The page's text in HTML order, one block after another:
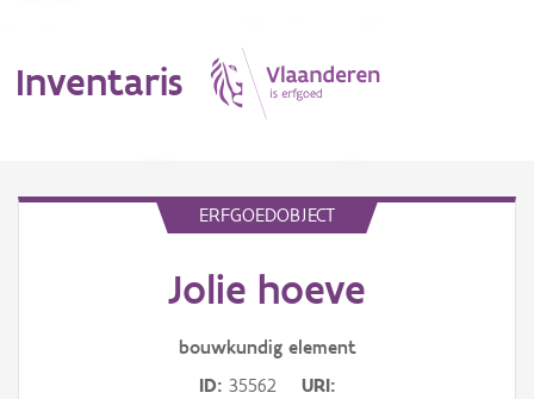
Inventaris
ERFGOEDOBJECT
Jolie hoeve
bouwkundig element
ID 35562
URI